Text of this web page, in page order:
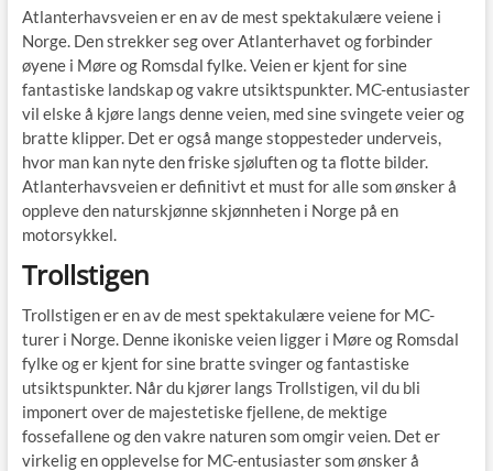
Atlanterhavsveien er en av de mest spektakulære veiene i
Norge. Den strekker seg over Atlanterhavet og forbinder
øyene i Møre og Romsdal fylke. Veien er kjent for sine
fantastiske landskap og vakre utsiktspunkter. MC-entusiaster
vil elske å kjøre langs denne veien, med sine svingete veier og
bratte klipper. Det er også mange stoppesteder underveis,
hvor man kan nyte den friske sjøluften og ta flotte bilder.
Atlanterhavsveien er definitivt et must for alle som ønsker å
oppleve den naturskjønne skjønnheten i Norge på en
motorsykkel.
Trollstigen
Trollstigen er en av de mest spektakulære veiene for MC-
turer i Norge. Denne ikoniske veien ligger i Møre og Romsdal
fylke og er kjent for sine bratte svinger og fantastiske
utsiktspunkter. Når du kjører langs Trollstigen, vil du bli
imponert over de majestetiske fjellene, de mektige
fossefallene og den vakre naturen som omgir veien. Det er
virkelig en opplevelse for MC-entusiaster som ønsker å